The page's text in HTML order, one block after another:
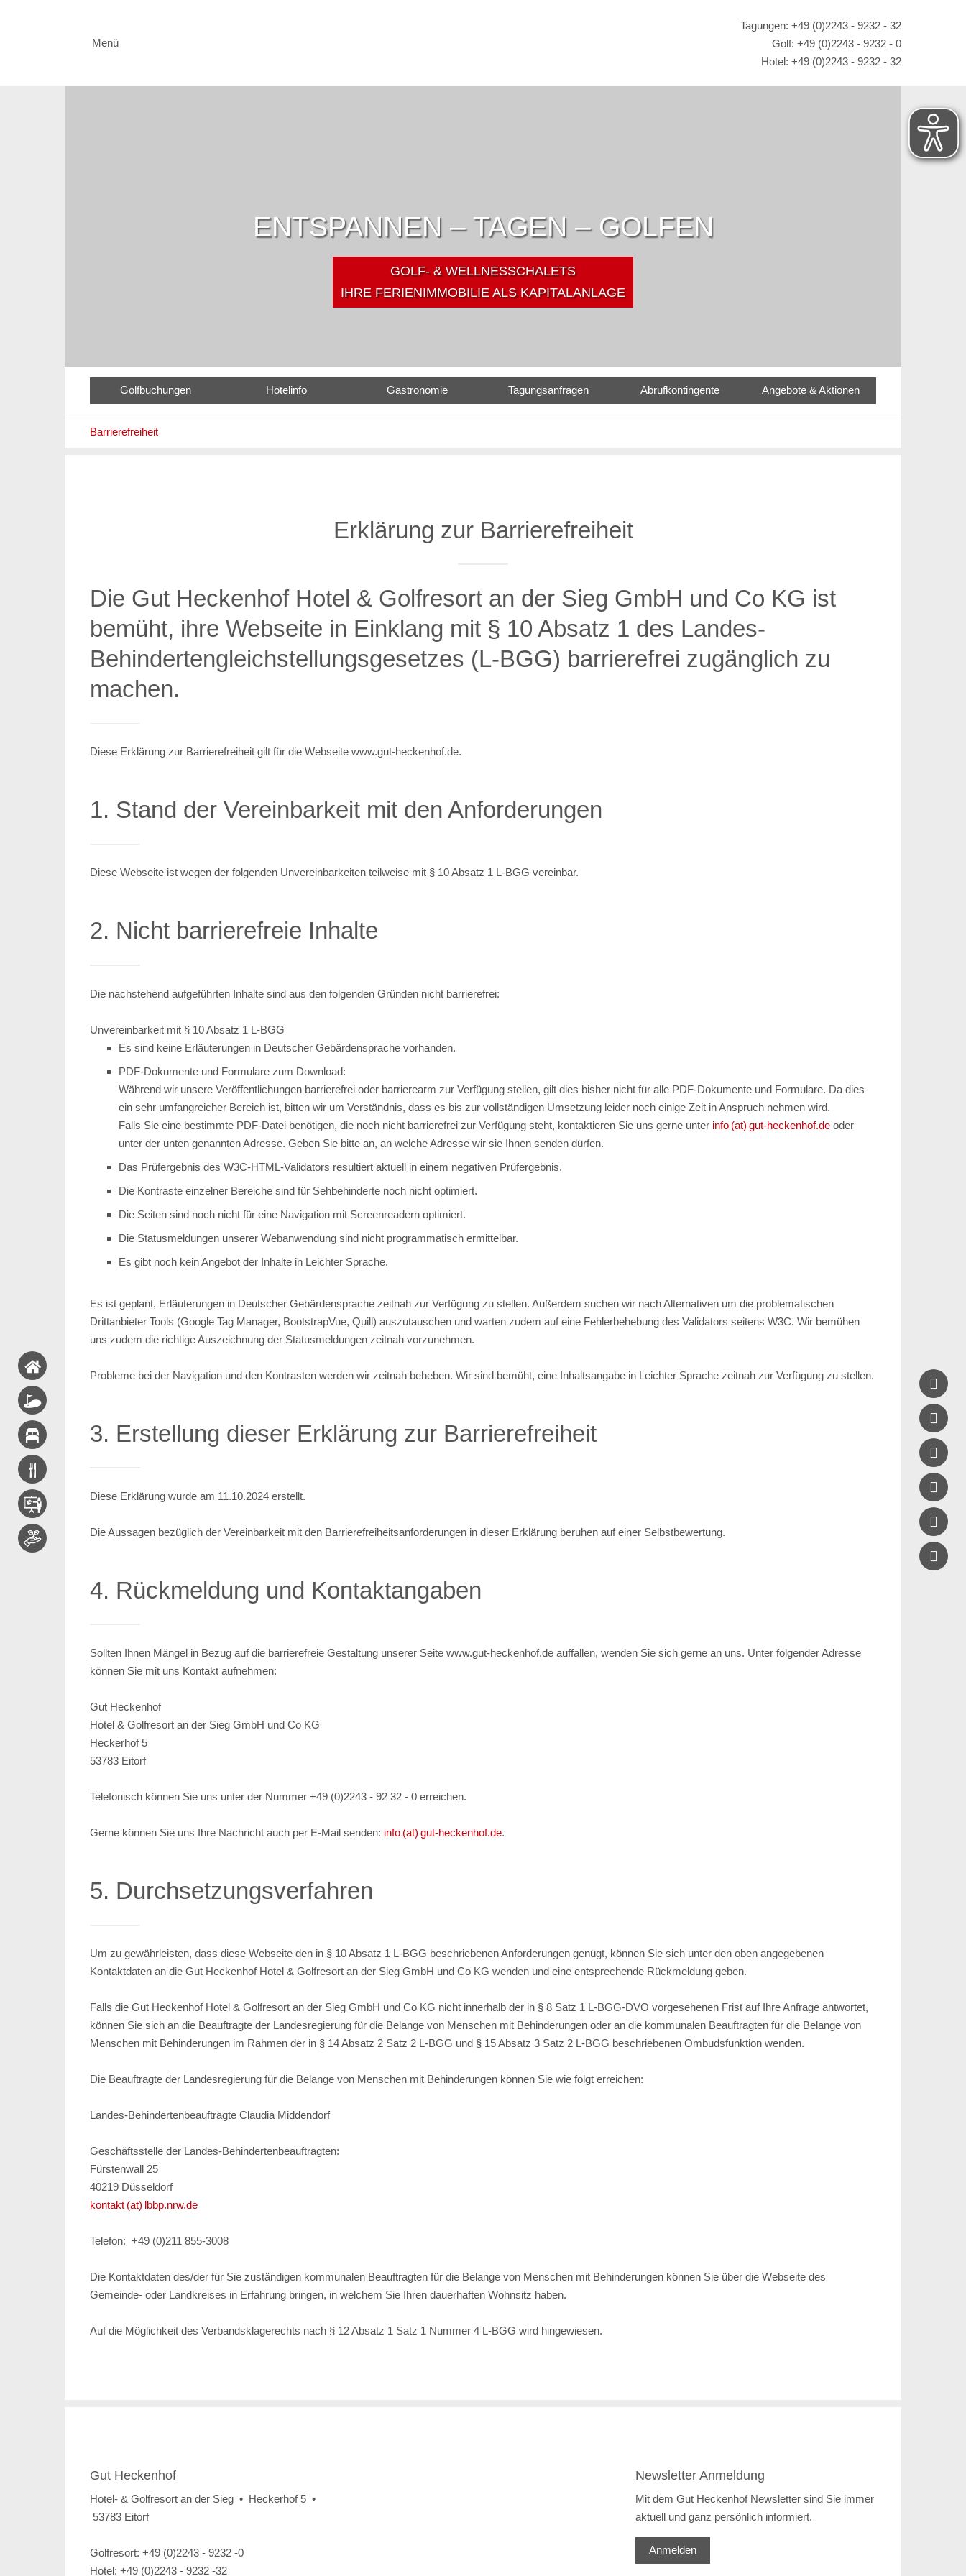
Menü
Tagungen: +49 (0)2243 - 9232 - 32
Golf: +49 (0)2243 - 9232 - 0
Hotel: +49 (0)2243 - 9232 - 32
ENTSPANNEN – TAGEN – GOLFEN
GOLF- & WELLNESSCHALETS
IHRE FERIENIMMOBILIE ALS KAPITALANLAGE
Golfbuchungen Hotelinfo Gastronomie Tagungsanfragen Abrufkontingente Angebote & Aktionen
Barrierefreiheit
Erklärung zur Barrierefreiheit
Die Gut Heckenhof Hotel & Golfresort an der Sieg GmbH und Co KG ist
bemüht, ihre Webseite in Einklang mit § 10 Absatz 1 des Landes-
Behindertengleichstellungsgesetzes (L-BGG) barrierefrei zugänglich zu
machen.
Diese Erklärung zur Barrierefreiheit gilt für die Webseite www.gut-heckenhof.de.
1. Stand der Vereinbarkeit mit den Anforderungen
Diese Webseite ist wegen der folgenden Unvereinbarkeiten teilweise mit § 10 Absatz 1 L-BGG vereinbar.
2. Nicht barrierefreie Inhalte
Die nachstehend aufgeführten Inhalte sind aus den folgenden Gründen nicht barrierefrei:
Unvereinbarkeit mit § 10 Absatz 1 L-BGG
Es sind keine Erläuterungen in Deutscher Gebärdensprache vorhanden.
PDF-Dokumente und Formulare zum Download:
Während wir unsere Veröffentlichungen barrierefrei oder barrierearm zur Verfügung stellen, gilt dies bisher nicht für alle PDF-Dokumente und Formulare. Da dies
ein sehr umfangreicher Bereich ist, bitten wir um Verständnis, dass es bis zur vollständigen Umsetzung leider noch einige Zeit in Anspruch nehmen wird.
Falls Sie eine bestimmte PDF-Datei benötigen, die noch nicht barrierefrei zur Verfügung steht, kontaktieren Sie uns gerne unter info (at) gut-heckenhof.deoder
unter der unten genannten Adresse. Geben Sie bitte an, an welche Adresse wir sie Ihnen senden dürfen.
Das Prüfergebnis des W3C-HTML-Validators resultiert aktuell in einem negativen Prüfergebnis.
Die Kontraste einzelner Bereiche sind für Sehbehinderte noch nicht optimiert.
Die Seiten sind noch nicht für eine Navigation mit Screenreadern optimiert.
Die Statusmeldungen unserer Webanwendung sind nicht programmatisch ermittelbar.
Es gibt noch kein Angebot der Inhalte in Leichter Sprache.
Es ist geplant, Erläuterungen in Deutscher Gebärdensprache zeitnah zur Verfügung zu stellen. Außerdem suchen wir nach Alternativen um die problematischen
Drittanbieter Tools (Google Tag Manager, BootstrapVue, Quill) auszutauschen und warten zudem auf eine Fehlerbehebung des Validators seitens W3C. Wir bemühen
uns zudem die richtige Auszeichnung der Statusmeldungen zeitnah vorzunehmen.
​​​​​​​Probleme bei der Navigation und den Kontrasten werden wir zeitnah beheben. Wir sind bemüht, eine Inhaltsangabe in Leichter Sprache zeitnah zur Verfügung zu stellen.
3. Erstellung dieser Erklärung zur Barrierefreiheit
Diese Erklärung wurde am 11.10.2024 erstellt.
Die Aussagen bezüglich der Vereinbarkeit mit den Barrierefreiheitsanforderungen in dieser Erklärung beruhen auf einer Selbstbewertung.
4. Rückmeldung und Kontaktangaben
Sollten Ihnen Mängel in Bezug auf die barrierefreie Gestaltung unserer Seite www.gut-heckenhof.de auffallen, wenden Sie sich gerne an uns. Unter folgender Adresse
können Sie mit uns Kontakt aufnehmen:
Gut Heckenhof
Hotel & Golfresort an der Sieg GmbH und Co KG
Heckerhof 5
53783 Eitorf
Telefonisch können Sie uns unter der Nummer +49 (0)2243 - 92 32 - 0erreichen.
Gerne können Sie uns Ihre Nachricht auch per E-Mail senden: info (at) gut-heckenhof.de.
5. Durchsetzungsverfahren
Um zu gewährleisten, dass diese Webseite den in § 10 Absatz 1 L-BGG beschriebenen Anforderungen genügt, können Sie sich unter den oben angegebenen
Kontaktdaten an die Gut Heckenhof Hotel & Golfresort an der Sieg GmbH und Co KG wenden und eine entsprechende Rückmeldung geben.
Falls die Gut Heckenhof Hotel & Golfresort an der Sieg GmbH und Co KG nicht innerhalb der in § 8 Satz 1 L-BGG-DVO vorgesehenen Frist auf Ihre Anfrage antwortet,
können Sie sich an die Beauftragte der Landesregierung für die Belange von Menschen mit Behinderungen oder an die kommunalen Beauftragten für die Belange von
Menschen mit Behinderungen im Rahmen der in § 14 Absatz 2 Satz 2 L-BGG und § 15 Absatz 3 Satz 2 L-BGG beschriebenen Ombudsfunktion wenden.
Die Beauftragte der Landesregierung für die Belange von Menschen mit Behinderungen können Sie wie folgt erreichen:
Landes-Behindertenbeauftragte Claudia Middendorf
Geschäftsstelle der Landes-Behindertenbeauftragten:
Fürstenwall 25
40219 Düsseldorf
kontakt (at) lbbp.nrw.de
Telefon: +49 (0)211 855-3008
Die Kontaktdaten des/der für Sie zuständigen kommunalen Beauftragten für die Belange von Menschen mit Behinderungen können Sie über die Webseite des
Gemeinde- oder Landkreises in Erfahrung bringen, in welchem Sie Ihren dauerhaften Wohnsitz haben.
Auf die Möglichkeit des Verbandsklagerechts nach § 12 Absatz 1 Satz 1 Nummer 4 L-BGG wird hingewiesen.
Gut Heckenhof
Hotel- & Golfresort an der Sieg • Heckerhof 5 •
53783 Eitorf
Golfresort: +49 (0)2243 - 9232 -0
Hotel: +49 (0)2243 - 9232 -32
Newsletter Anmeldung
Mit dem Gut Heckenhof Newsletter sind Sie immer
aktuell und ganz persönlich informiert.
Anmelden





